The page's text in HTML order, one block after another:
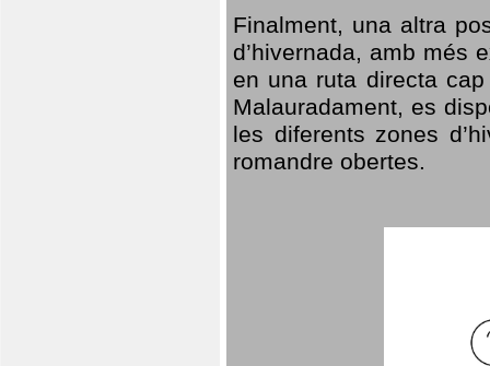
Finalment, una altra
d’hivernada, amb més
en una ruta directa
Malauradament, es
les diferents zones
romandre obertes.